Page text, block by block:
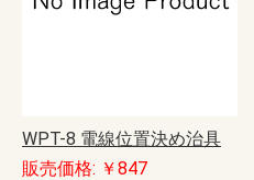
WPT-8 電線位置決め治具
販売価格: ￥847